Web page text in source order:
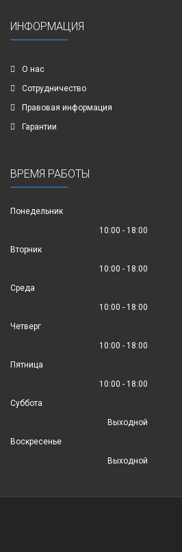
ИНФОРМАЦИЯ
О нас
Сотрудничество
Правовая информация
Гарантии
ВРЕМЯ РАБОТЫ
Понедельник
10:00 - 18:00
Вторник
10:00 - 18:00
Среда
10:00 - 18:00
Четверг
10:00 - 18:00
Пятница
10:00 - 18:00
Суббота
Выходной
Воскресенье
Выходной